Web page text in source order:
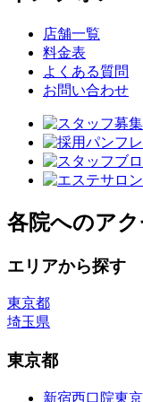
店舗一覧
料金表
よくある質問
お問い合わせ
各院へのアク
エリアから探す
東京都
埼玉県
東京都
新宿西口院東